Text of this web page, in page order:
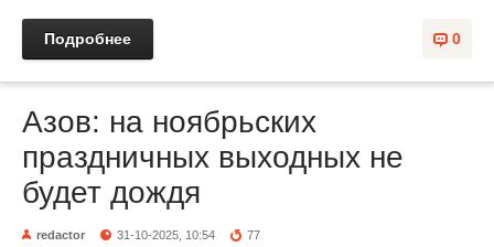
0
Подробнее
Азов: на ноябрьских
праздничных выходных не
будет дождя
redactor 31-10-2025, 10:54 77